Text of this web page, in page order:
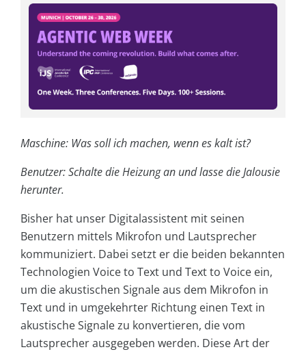
Maschine: Was soll ich machen, wenn es kalt ist?
Benutzer: Schalte die Heizung an und lasse die Jalousie
herunter.
Bisher hat unser Digitalassistent mit seinen
Benutzern mittels Mikrofon und Lautsprecher
kommuniziert. Dabei setzt er die beiden bekannten
Technologien Voice to Text und Text to Voice ein,
um die akustischen Signale aus dem Mikrofon in
Text und in umgekehrter Richtung einen Text in
akustische Signale zu konvertieren, die vom
Lautsprecher ausgegeben werden. Diese Art der